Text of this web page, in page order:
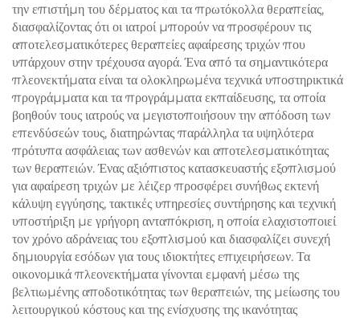
την επιστήμη του δέρματος και τα πρωτόκολλα θεραπείας,
διασφαλίζοντας ότι οι ιατροί μπορούν να προσφέρουν τις
αποτελεσματικότερες θεραπείες αφαίρεσης τριχών που
υπάρχουν στην τρέχουσα αγορά. Ένα από τα σημαντικότερα
πλεονεκτήματα είναι τα ολοκληρωμένα τεχνικά υποστηρικτικά
προγράμματα και τα προγράμματα εκπαίδευσης, τα οποία
βοηθούν τους ιατρούς να μεγιστοποιήσουν την απόδοση των
επενδύσεών τους, διατηρώντας παράλληλα τα υψηλότερα
πρότυπα ασφάλειας των ασθενών και αποτελεσματικότητας
των θεραπειών. Ένας αξιόπιστος κατασκευαστής εξοπλισμού
για αφαίρεση τριχών με λέιζερ προσφέρει συνήθως εκτενή
κάλυψη εγγύησης, τακτικές υπηρεσίες συντήρησης και τεχνική
υποστήριξη με γρήγορη ανταπόκριση, η οποία ελαχιστοποιεί
τον χρόνο αδράνειας του εξοπλισμού και διασφαλίζει συνεχή
δημιουργία εσόδων για τους ιδιοκτήτες επιχειρήσεων. Τα
οικονομικά πλεονεκτήματα γίνονται εμφανή μέσω της
βελτιωμένης αποδοτικότητας των θεραπειών, της μείωσης του
λειτουργικού κόστους και της ενίσχυσης της ικανότητας